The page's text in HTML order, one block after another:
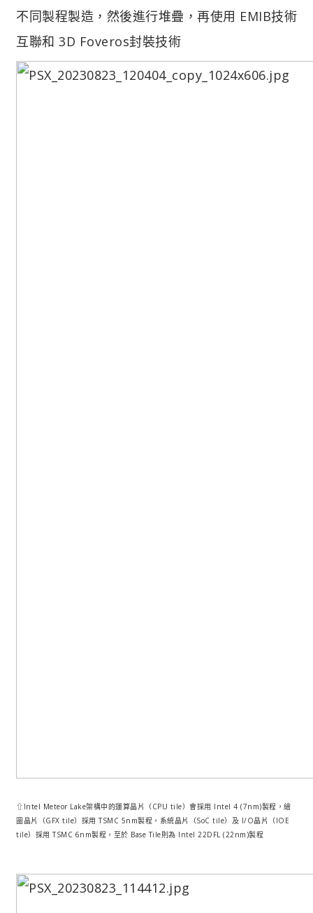
不同製程製造，然後進行堆疊，再使用 EMIB技術
互聯和 3D Foveros封裝技術
⇧Intel Meteor Lake架構中的運算晶片（CPU tile）會採用 Intel 4 (7nm)製程，繪
圖晶片（GFX tile）採用 TSMC 5nm製程，系統晶片（SoC tile）及 I/O晶片（IOE
tile）採用 TSMC 6nm製程，至於 Base Tile則為 Intel 22DFL (22nm)製程